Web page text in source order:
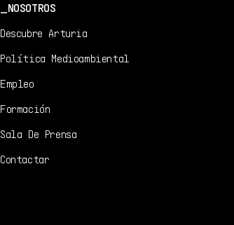
NOSOTROS
Descubre Arturia
Política Medioambiental
Empleo
Formación
Sala De Prensa
Contactar